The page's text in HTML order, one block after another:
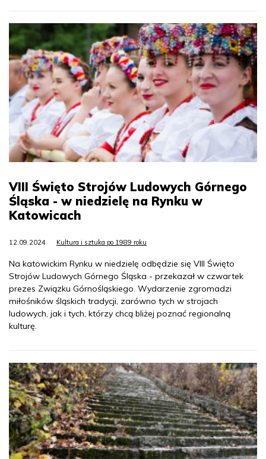
VIII Święto Strojów Ludowych Górnego
Śląska - w niedzielę na Rynku w
Katowicach
12.09.2024 Kultura i sztuka po 1989 roku
Na katowickim Rynku w niedzielę odbędzie się VIII Święto
Strojów Ludowych Górnego Śląska - przekazał w czwartek
prezes Związku Górnośląskiego. Wydarzenie zgromadzi
miłośników śląskich tradycji, zarówno tych w strojach
ludowych, jak i tych, którzy chcą bliżej poznać regionalną
kulturę.